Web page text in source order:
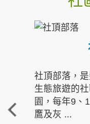
社頂部落，
生態旅遊的
園，每年9、
鷹及灰 ...